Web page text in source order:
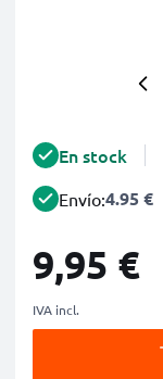
En stock
Envío:4.95 €
9,95 €
IVA incl.